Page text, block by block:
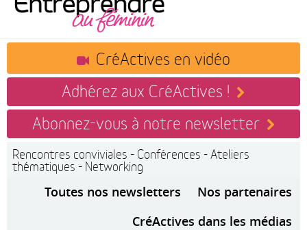
CréActives en vidéo
Adhérez aux CréActives !
Abonnez-vous à notre newsletter
Rencontres conviviales - Conférences - Ateliers
thématiques - Networking
Toutes nos newsletters
Nos partenaires
CréActives dans les médias